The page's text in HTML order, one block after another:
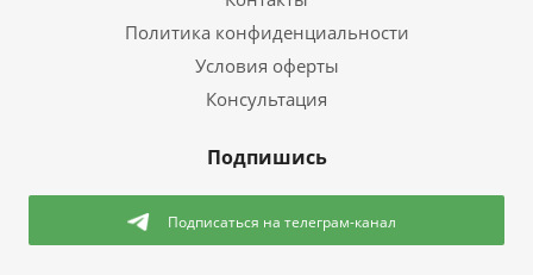
Политика конфиденциальности
Условия оферты
Консультация
Подпишись
Подписаться на телеграм-канал